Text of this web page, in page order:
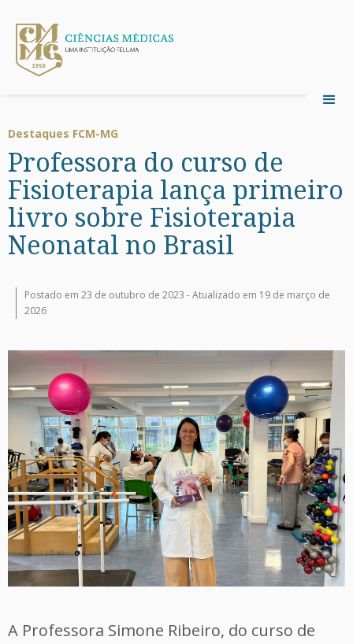
Destaques FCM-MG
Professora do curso de
Fisioterapia lança primeiro
livro sobre Fisioterapia
Neonatal no Brasil
Postado em 23 de outubro de 2023 -Atualizado em 19 de março de
2026
A Professora Simone Ribeiro, do curso de